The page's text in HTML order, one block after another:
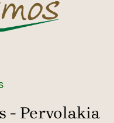
- Pervolakia